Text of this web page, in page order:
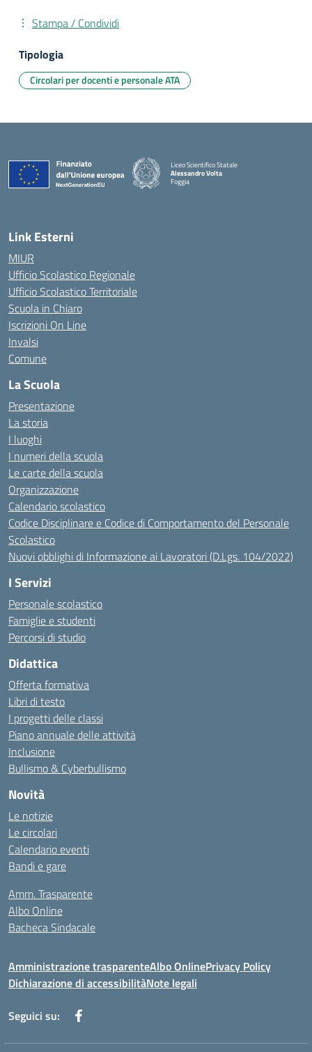
Stampa / Condividi
Tipologia
Circolari per docenti e personale ATA
Liceo Scientifico Statale
Alessandro Volta
Foggia
— Visita la pagina iniziale della scuola
Link Esterni
MIUR
Ufficio Scolastico Regionale
Ufficio Scolastico Territoriale
Scuola in Chiaro
Iscrizioni On Line
Invalsi
Comune
La Scuola
Presentazione
La storia
I luoghi
I numeri della scuola
Le carte della scuola
Organizzazione
Calendario scolastico
Codice Disciplinare e Codice di Comportamento del Personale
Scolastico
Nuovi obblighi di Informazione ai Lavoratori (D.Lgs. 104/2022)
I Servizi
Personale scolastico
Famiglie e studenti
Percorsi di studio
Didattica
Offerta formativa
Libri di testo
I progetti delle classi
Piano annuale delle attività
Inclusione
Bullismo & Cyberbullismo
Novità
Le notizie
Le circolari
Calendario eventi
Bandi e gare
Amm. Trasparente
Albo Online
Bacheca Sindacale
Amministrazione trasparenteAlbo OnlinePrivacy Policy
Dichiarazione di accessibilitàNote legali
Seguici su: